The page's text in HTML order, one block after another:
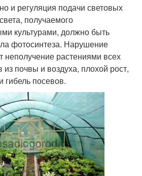
и регуляция подачи световых
получаемого
культурами, должно быть
фотосинтеза. Нарушение
неполучение растениями всех
почвы и воздуха, плохой рост,
гибель посевов.